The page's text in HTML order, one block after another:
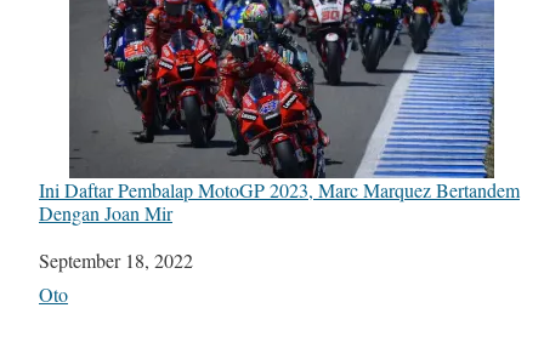
Ini Daftar Pembalap MotoGP 2023, Marc Marquez Bertandem
Dengan Joan Mir
Date
September 18, 2022
In relation to
Oto